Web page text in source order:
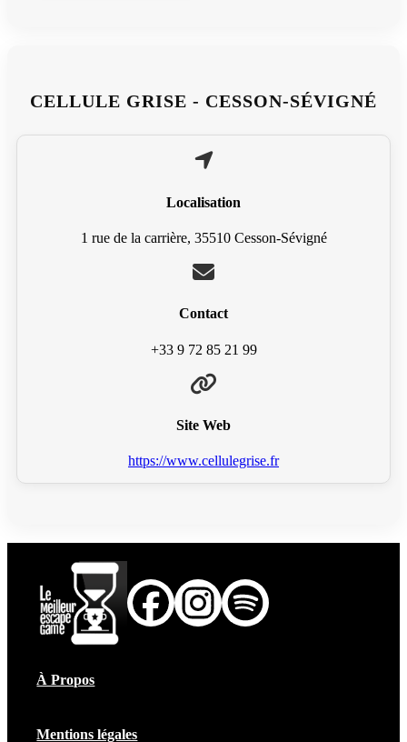
CELLULE GRISE - CESSON-SÉVIGNÉ
Localisation
1 rue de la carrière, 35510 Cesson-Sévigné
Contact
+33 9 72 85 21 99
Site Web
https://www.cellulegrise.fr
À Propos
Mentions légales